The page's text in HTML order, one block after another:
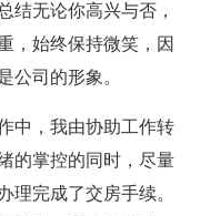
结无论你高兴与否，
，始终保持微笑，因
公司的形象。
中，我由协助工作转
的掌控的同时，尽量
理完成了交房手续。